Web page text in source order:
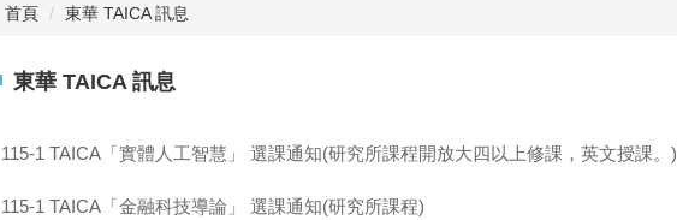
首頁 東華 TAICA 訊息
東華 TAICA 訊息
115-1 TAICA「實體人工智慧」 選課通知(研究所課程開放大四以上修課，英文授課。)
115-1 TAICA「金融科技導論」 選課通知(研究所課程)